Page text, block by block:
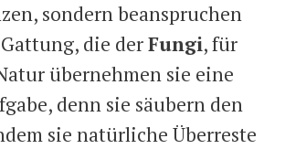
sondern beanspruchen
die derFungi, für
übernehmen sie eine
denn sie säubern den
sie natürliche Überreste